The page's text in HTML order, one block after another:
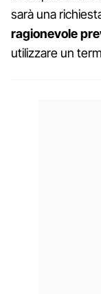
sarà una
ragionevole
utilizzare un